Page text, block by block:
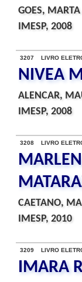
GOES, MARTA
IMESP, 2008
3207 LIVRO
NIVEA
ALENCAR,
IMESP, 2008
3208 LIVRO
CAETANO,
IMESP, 2010
3209 LIVRO
IMARA